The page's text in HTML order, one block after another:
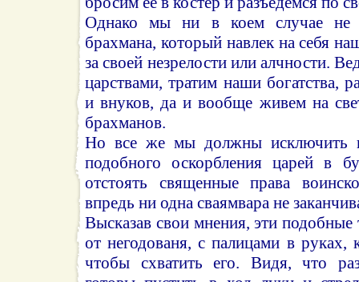
Однако мы ни в коем случае не
брахмана, который навлек на себя
за своей незрелости или алчности.
царствами, тратим наши богатства,
и внуков, да и вообще живем на
брахманов.
Но все же мы должны исключить
подобного оскорбления царей в
отстоять священные права
впредь ни одна сваямвара не
Высказав свои мнения, эти подобные
от негодованя, с палицами в руках,
чтобы схватить его. Видя, что